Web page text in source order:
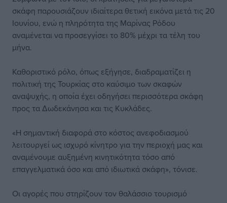
σκάφη παρουσιάζουν ιδιαίτερα θετική εικόνα μετά τις 20
Ιουνίου, ενώ η πληρότητα της Μαρίνας Ρόδου
αναμένεται να προσεγγίσει το 80% μέχρι τα τέλη του
μήνα.
Καθοριστικό ρόλο, όπως εξήγησε, διαδραματίζει η
πολιτική της Τουρκίας στο καύσιμο των σκαφών
αναψυχής, η οποία έχει οδηγήσει περισσότερα σκάφη
προς τα Δωδεκάνησα και τις Κυκλάδες.
«Η σημαντική διαφορά στο κόστος ανεφοδιασμού
λειτουργεί ως ισχυρό κίνητρο για την περιοχή μας και
αναμένουμε αυξημένη κινητικότητα τόσο από
επαγγελματικά όσο και από ιδιωτικά σκάφη», τόνισε.
Οι αγορές που στηρίζουν τον θαλάσσιο τουρισμό